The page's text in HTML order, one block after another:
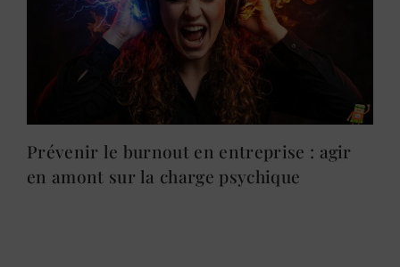
Prévenir le burnout en entreprise : agir
en amont sur la charge psychique